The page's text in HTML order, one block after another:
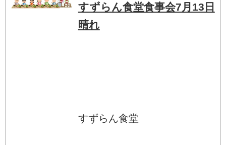
すずらん食堂食事会7月13日
晴れ
すずらん食堂